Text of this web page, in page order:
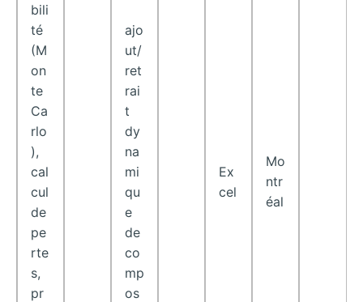
bili
té
(M
on
te
Ca
rlo
),
cal
cul
de
pe
rte
s,
pr
ajo
ut/
ret
rai
t
dy
na
mi
qu
e
de
co
mp
os
Ex
cel
Mo
ntr
éal